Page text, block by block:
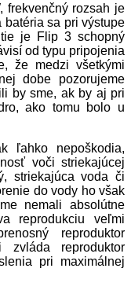
frekvenčný rozsah je
batéria sa pri výstupe
je Flip 3 schopný
od typu pripojenia
že medzi všetkými
dobe pozorujeme
by sme, ak by aj pri
ako tomu bolo u
ľahko nepoškodia,
voči striekajúcej
striekajúca voda či
do vody ho však
nemali absolútne
reprodukciu veľmi
reproduktor
reproduktor
pri maximálnej